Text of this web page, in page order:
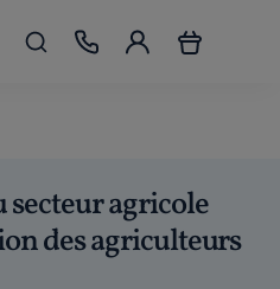
secteur agricole
des agriculteurs